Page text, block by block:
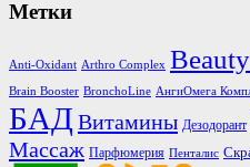
Метки
Anti-Oxidant Arthro Complex
Brain Booster BronchoLine АнгиОмега
БАД Витамины Дезодорант
Массаж Парфюмерия Пенталис